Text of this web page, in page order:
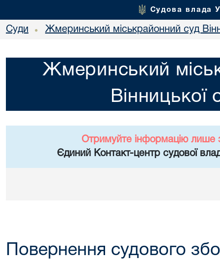
Судова влада
Суди • Жмеринський міськрайонний суд
Жмеринський
Вінницької
Отримуйте інформацію лише
Єдиний Контакт-центр судової
Повернення судового